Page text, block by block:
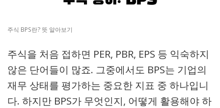
주식 BPS란? 뜻 알아보기
주식을 처음 접하면 PER, PBR, EPS 등 익숙하지
않은 단어들이 많죠. 그중에서도 BPS는 기업의
재무 상태를 평가하는 중요한 지표 중 하나입니
다. 하지만 BPS가 무엇인지, 어떻게 활용해야 하